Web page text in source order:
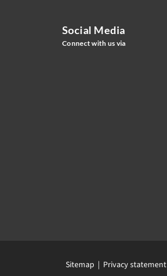
Social Media
Connect with us via
Privacy statement
Sitemap |